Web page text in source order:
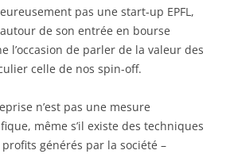
pas une start-up EPFL,
de son entrée en bourse
l’occasion de parler de la valeur des
celle de nos spin-off.
n’est pas une mesure
même s’il existe des techniques
générés par la société –